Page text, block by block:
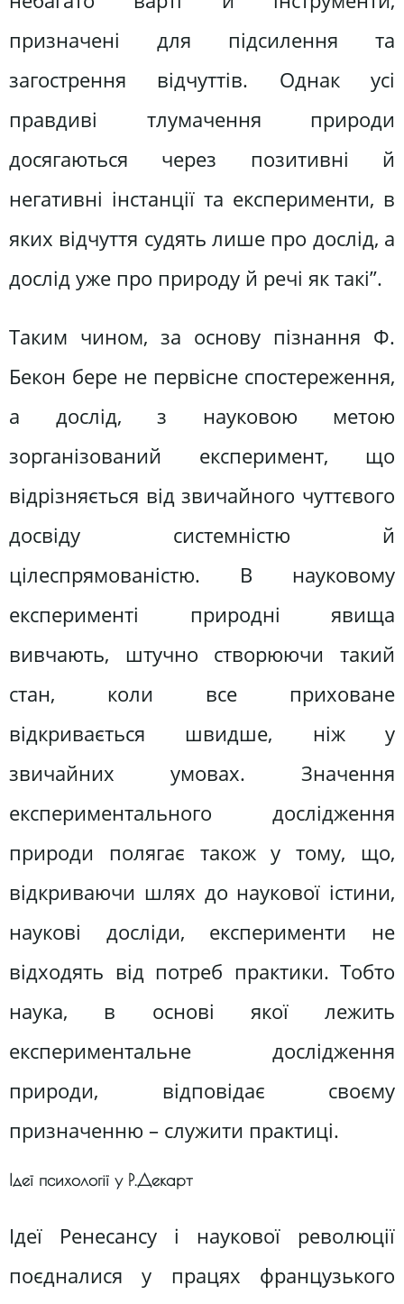
призначені для підсилення та
загострення відчуттів. Однак усі
правдиві тлумачення природи
досягаються через позитивні й
негативні інстанції та експерименти, в
яких відчуття судять лише про дослід, а
дослід уже про природу й речі як такі”.
Таким чином, за основу пізнання Ф.
Бекон бере не первісне спостереження,
а дослід, з науковою метою
зорганізований експеримент, що
відрізняється від звичайного чуттєвого
досвіду системністю й
цілеспрямованістю. В науковому
експерименті природні явища
вивчають, штучно створюючи такий
стан, коли все приховане
відкривається швидше, ніж у
звичайних умовах. Значення
експериментального дослідження
природи полягає також у тому, що,
відкриваючи шлях до наукової істини,
наукові досліди, експерименти не
відходять від потреб практики. Тобто
наука, в основі якої лежить
експериментальне дослідження
природи, відповідає своєму
призначенню – служити практиці.
Ідеї психології у Р.Декарт
Ідеї Ренесансу і наукової революції
поєдналися у працях французького